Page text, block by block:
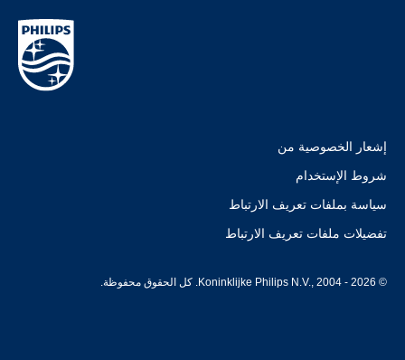
إشعار الخصوصية من
شروط الإستخدام
سياسة بملفات تعريف الارتباط
تفضيلات ملفات تعريف الارتباط
© Koninklijke Philips N.V., 2004 - 2026. كل الحقوق محفوظة.